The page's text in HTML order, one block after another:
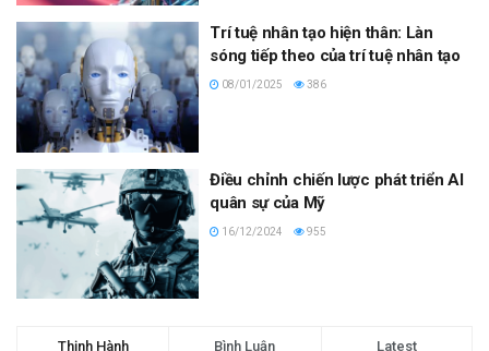
Trí tuệ nhân tạo hiện thân: Làn
sóng tiếp theo của trí tuệ nhân tạo
08/01/2025 386
Điều chỉnh chiến lược phát triển AI
quân sự của Mỹ
16/12/2024 955
Thịnh Hành Bình Luận Latest